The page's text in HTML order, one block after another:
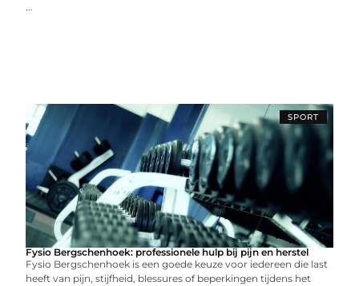
...
SPORT
Fysio Bergschenhoek: professionele hulp bij pijn en herstel
Fysio Bergschenhoek is een goede keuze voor iedereen die last
heeft van pijn, stijfheid, blessures of beperkingen tijdens het